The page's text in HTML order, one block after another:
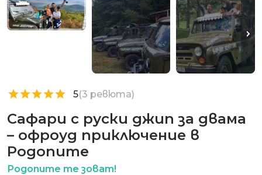
5(3 ревюта)
Сафари с руски джип за двама
– офроуд приключение в
Родопите
Родопите те зоват!